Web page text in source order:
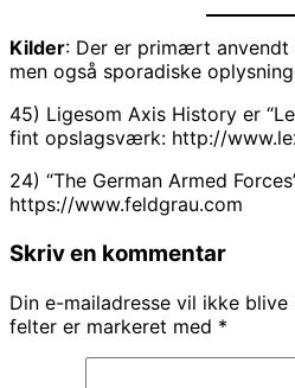
Kilder: Der er primært anvendt
men også sporadiske
45) Ligesom Axis History er
fint opslagsværk: http://
24) “The German Armed
https://www.feldgrau.com
Skriv en kommentar
Din e-mailadresse vil ikke blive
felter er markeret med *